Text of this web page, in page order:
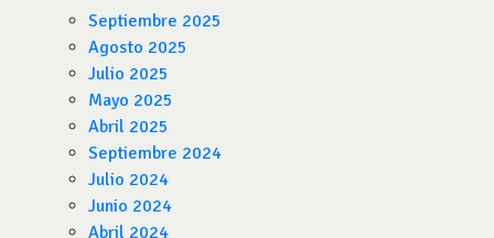
Septiembre 2025
Agosto 2025
Julio 2025
Mayo 2025
Abril 2025
Septiembre 2024
Julio 2024
Junio 2024
Abril 2024